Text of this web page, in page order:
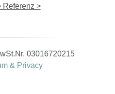
Referenz >
03016720215
& Privacy